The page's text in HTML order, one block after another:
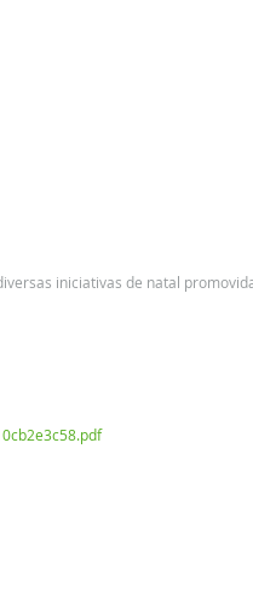
iniciativas de natal